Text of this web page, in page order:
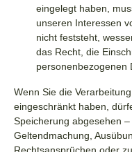
eingelegt haben,
unseren Interessen
nicht feststeht,
das Recht, die
personenbezogenen
Wenn Sie die
eingeschränkt haben,
Speicherung abgesehen
Geltendmachung,